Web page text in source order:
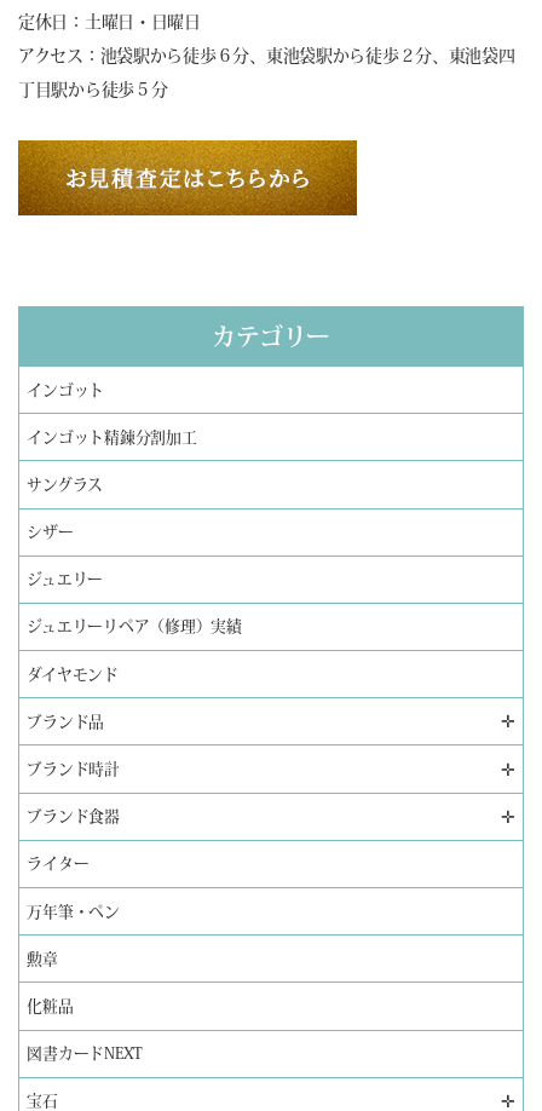
定休日：土曜日・日曜日
アクセス：池袋駅から徒歩６分、東池袋駅から徒歩２分、東池袋四
丁目駅から徒歩５分
カテゴリー
インゴット
インゴット精錬分割加工
サングラス
シザー
ジュエリー
ジュエリーリペア（修理）実績
ダイヤモンド
ブランド品 ✛
ブランド時計 ✛
ブランド食器 ✛
ライター
万年筆・ペン
勲章
化粧品
図書カードNEXT
宝石 ✛